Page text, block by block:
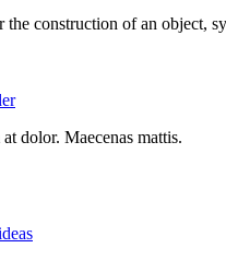
construction of an object,
dolor. Maecenas mattis.